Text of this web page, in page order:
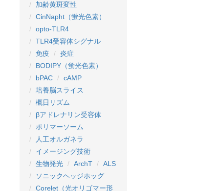
加齢黄斑変性
CinNapht（蛍光色素）
opto-TLR4
TLR4受容体シグナル
免疫
炎症
BODIPY（蛍光色素）
bPAC
cAMP
培養脳スライス
概日リズム
βアドレナリン受容体
ポリマーソーム
人工オルガネラ
イメージング技術
生物発光
ArchT
ALS
ソニックヘッジホッグ
Corelet（光オリゴマー形